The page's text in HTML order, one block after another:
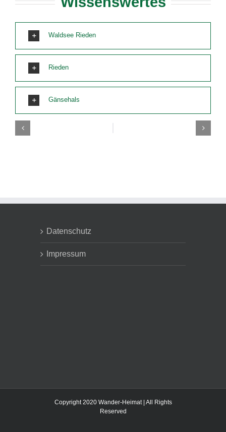
Waldsee Rieden
Rieden
Gänsehals
Datenschutz
Impressum
Copyright 2020 Wander-Heimat | All Rights
Reserved